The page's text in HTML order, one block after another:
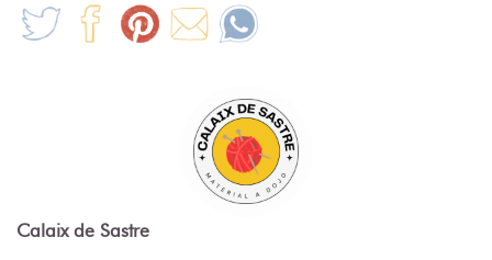
Calaix de Sastre